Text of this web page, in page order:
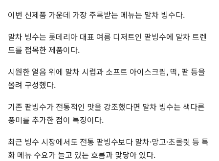
이번 신제품 가운데 가장 주목받는 메뉴는 말차 빙수다.
말차 빙수는 롯데리아 대표 여름 디저트인 팥빙수에 말차 트렌
드를 접목한 제품이다.
시원한 얼음 위에 말차 시럽과 소프트 아이스크림, 떡, 팥 등을
올려 구성했다.
기존 팥빙수가 전통적인 맛을 강조했다면 말차 빙수는 색다른
풍미를 추가한 점이 특징이다.
최근 빙수 시장에서도 전통 팥빙수보다 말차·망고·초콜릿 등 특
화 메뉴 수요가 늘고 있는 흐름과 맞닿아 있다.